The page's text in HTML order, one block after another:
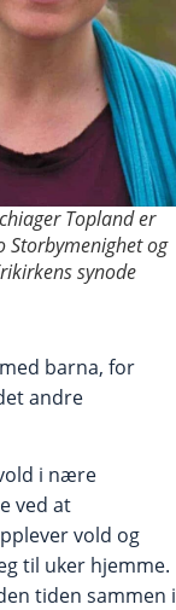
Topland er
Storbymenighet og
synode
barna, for
andre
i nære
ved at
vold og
til uker hjemme.
tiden sammen i